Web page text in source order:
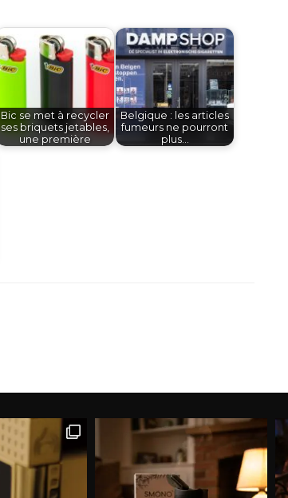
Bic se met à recycler
ses briquets jetables,
une première
Belgique : les articles
fumeurs ne pourront
plus…